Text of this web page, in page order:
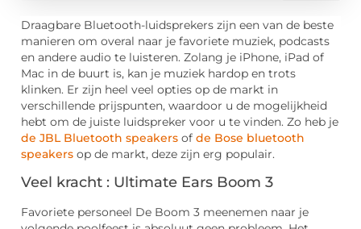
Draagbare Bluetooth-luidsprekers zijn een van de beste
manieren om overal naar je favoriete muziek, podcasts
en andere audio te luisteren. Zolang je iPhone, iPad of
Mac in de buurt is, kan je muziek hardop en trots
klinken. Er zijn heel veel opties op de markt in
verschillende prijspunten, waardoor u de mogelijkheid
hebt om de juiste luidspreker voor u te vinden. Zo heb je
de JBL Bluetooth speakers of de Bose bluetooth
speakers op de markt, deze zijn erg populair.
Veel kracht : Ultimate Ears Boom 3
Favoriete personeel De Boom 3 meenemen naar je